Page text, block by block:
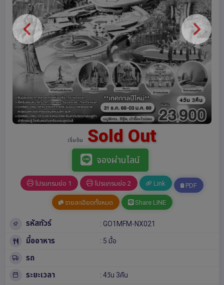
เริ่มต้น Sold Out
จองผ่านไลน์
โปรแกรมย่อ 1 โปรแกรมย่อ 2 Link PDF
รายละเอียดทั้งหมด Share LINE
รหัสทัวร์ : GO1MFM-NX021
มื้ออาหาร : 5 มื้อ
รถ
ระยะเวลา
: 4วัน 3คืน